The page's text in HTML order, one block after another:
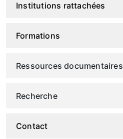
Institutions rattachées
Formations
Ressources documentaires
Recherche
Contact